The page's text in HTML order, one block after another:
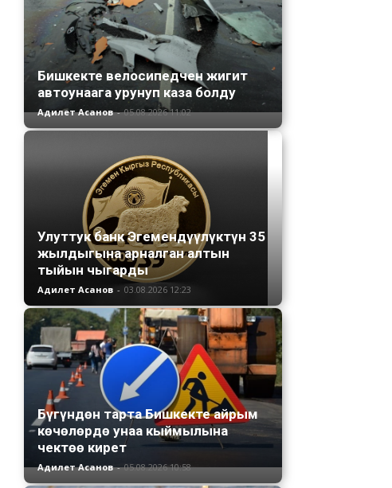
Бишкекте велосипедчен жигит
автоунаага урунуп каза болду
Адилет Асанов - 05.08.2026 11:02
Улуттук банк Эгемендүүлүктүн 35
жылдыгына арналган алтын
тыйын чыгарды
Адилет Асанов - 03.08.2026 12:23
Бүгүндөн тарта Бишкекте айрым
көчөлөрдө унаа кыймылына
чектөө кирет
Адилет Асанов - 05.08.2026 10:58